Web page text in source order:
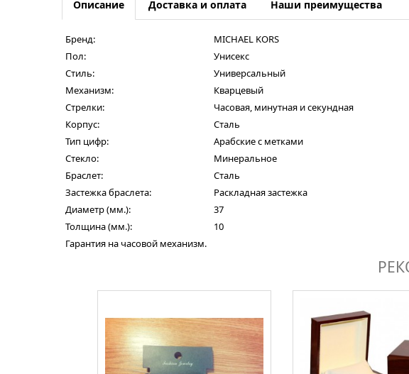
Описание Доставка и оплата Наши преимущества
Бренд:
MICHAEL KORS
Пол:
Унисекс
Стиль:
Универсальный
Механизм:
Кварцевый
Стрелки:
Часовая, минутная и секундная
Корпус:
Сталь
Тип цифр:
Арабские с метками
Стекло:
Минеральное
Браслет:
Сталь
Застежка браслета:
Раскладная застежка
Диаметр (мм.):
37
Толщина (мм.):
10
Гарантия на часовой механизм.